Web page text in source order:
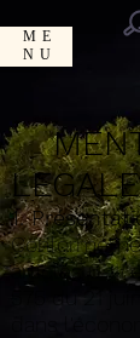
ME
NU
1.
articles 6-III
du 21